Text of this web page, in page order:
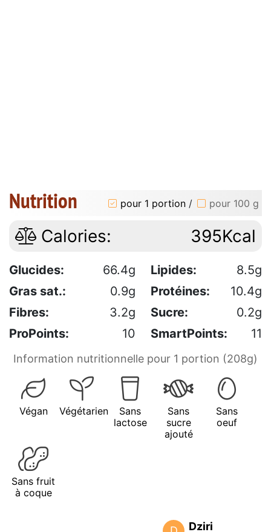
Nutrition pour 1 portion / pour 100 g
Calories: 395Kcal
Glucides: 66.4g Lipides:
8.5g
Gras sat.:
0.9g Protéines:
10.4g
Fibres:
3.2g Sucre:
0.2g
ProPoints:
10 SmartPoints: 11
Information nutritionnelle pour 1 portion (208g)
Végan Végétarien
Sans
lactose
Sans
sucre
ajouté
Sans
oeuf
Sans fruit
à coque
Dziri